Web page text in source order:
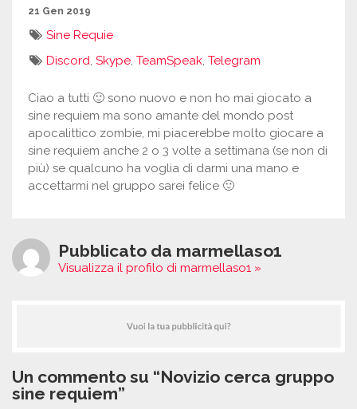
21 Gen 2019
Sine Requie
Discord,Skype,TeamSpeak,Telegram
Ciao a tutti 🙂 sono nuovo e non ho mai giocato a
sine requiem ma sono amante del mondo post
apocalittico zombie, mi piacerebbe molto giocare a
sine requiem anche 2 o 3 volte a settimana (se non di
più) se qualcuno ha voglia di darmi una mano e
accettarmi nel gruppo sarei felice 🙂
Pubblicato da marmellaso1
Visualizza il profilo di marmellaso1 »
Un commento su “Novizio cerca gruppo
sine requiem”